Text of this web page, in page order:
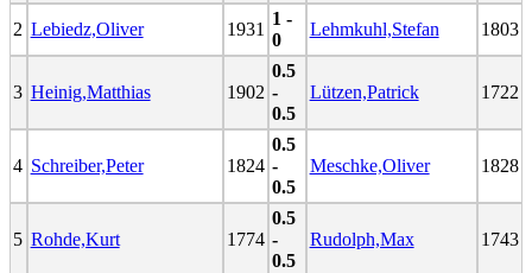
2 Lebiedz,Oliver 1931
1 -
0
Lehmkuhl,Stefan 1803
3 Heinig,Matthias 1902
0.5
-
0.5
Lützen,Patrick 1722
4 Schreiber,Peter 1824
0.5
-
0.5
Meschke,Oliver 1828
5 Rohde,Kurt 1774
0.5
-
0.5
Rudolph,Max 1743